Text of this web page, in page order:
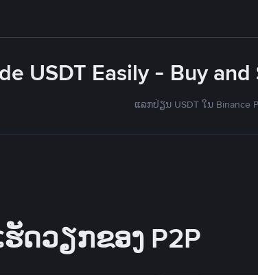
USDT Easily - Buy
ແລກປ່ຽນ USDT ໃນ
ດວຽກຂອງ P2P